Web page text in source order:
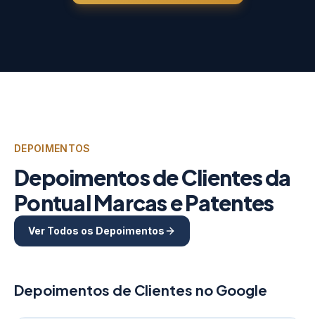
DEPOIMENTOS
Depoimentos de Clientes da
Pontual Marcas e Patentes
Ver Todos os Depoimentos
Depoimentos de Clientes no Google